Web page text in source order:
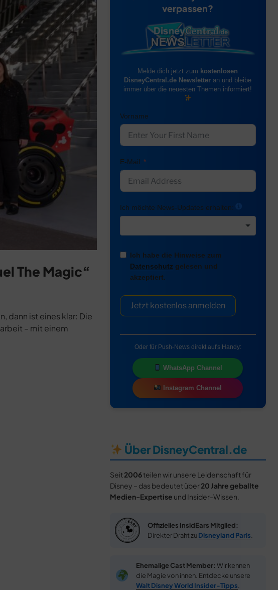
The Magic“
dann ist eines klar: Die
– mit einem
verpassen?
Melde dich jetzt zum kostenlosen
DisneyCentral.de Newsletter an und bleibe
immer über die neuesten Themen informiert!
Vorname
E-Mail
Ich möchte News-Updates erhalten:
Ich habe die Hinweise zum
Datenschutz gelesen und
akzeptiert.
Jetzt kostenlos anmelden
Oder für Push-News direkt auf's Handy:
WhatsApp Channel
Instagram Channel
Über DisneyCentral.de
Seit 2006teilen wir unsere Leidenschaft für
Disney – das bedeutet über 20 Jahre geballte
Medien-Expertise und Insider-Wissen.
Offizielles InsidEars Mitglied:
Direkter Draht zuDisneyland Paris
Ehemalige Cast Member: Wir kennen
die Magie von innen. Entdecke unsere
Walt Disney World Insider-Tipps